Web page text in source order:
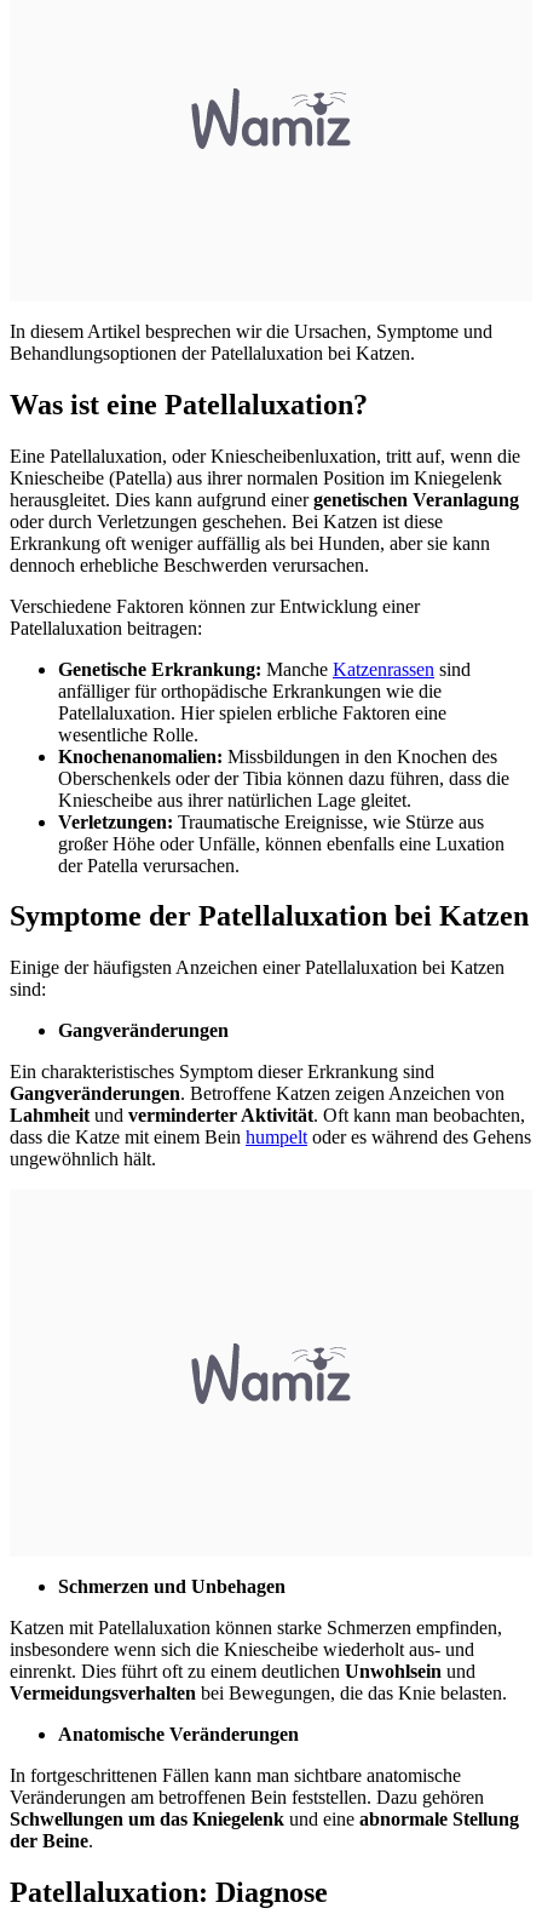
In diesem Artikel besprechen wir die Ursachen, Symptome und
Behandlungsoptionen der Patellaluxation bei Katzen.
Was ist eine Patellaluxation?
Eine Patellaluxation, oder Kniescheibenluxation, tritt auf, wenn die
Kniescheibe (Patella) aus ihrer normalen Position im Kniegelenk
herausgleitet. Dies kann aufgrund einergenetischen Veranlagung
oder durch Verletzungen geschehen. Bei Katzen ist diese
Erkrankung oft weniger auffällig als bei Hunden, aber sie kann
dennoch erhebliche Beschwerden verursachen.
Verschiedene Faktoren können zur Entwicklung einer
Patellaluxation beitragen:
Genetische Erkrankung: Manche Katzenrassen sind
anfälliger für orthopädische Erkrankungen wie die
Patellaluxation. Hier spielen erbliche Faktoren eine
wesentliche Rolle.
Knochenanomalien: Missbildungen in den Knochen des
Oberschenkels oder der Tibia können dazu führen, dass die
Kniescheibe aus ihrer natürlichen Lage gleitet.
Verletzungen: Traumatische Ereignisse, wie Stürze aus
großer Höhe oder Unfälle, können ebenfalls eine Luxation
der Patella verursachen.
Symptome der Patellaluxation bei Katzen
Einige der häufigsten Anzeichen einer Patellaluxation bei Katzen
sind:
Gangveränderungen
Ein charakteristisches Symptom dieser Erkrankung sind
Gangveränderungen. Betroffene Katzen zeigen Anzeichen von
Lahmheit und verminderter Aktivität. Oft kann man beobachten,
dass die Katze mit einem Bein humpelt oder es während des Gehens
ungewöhnlich hält.
Schmerzen und Unbehagen
Katzen mit Patellaluxation können starke Schmerzen empfinden,
insbesondere wenn sich die Kniescheibe wiederholt aus- und
einrenkt. Dies führt oft zu einem deutlichen Unwohlsein und
Vermeidungsverhalten bei Bewegungen, die das Knie belasten.
Anatomische Veränderungen
In fortgeschrittenen Fällen kann man sichtbare anatomische
Veränderungen am betroffenen Bein feststellen. Dazu gehören
Schwellungen um das Kniegelenk und eine abnormale Stellung
der Beine.
Patellaluxation: Diagnose